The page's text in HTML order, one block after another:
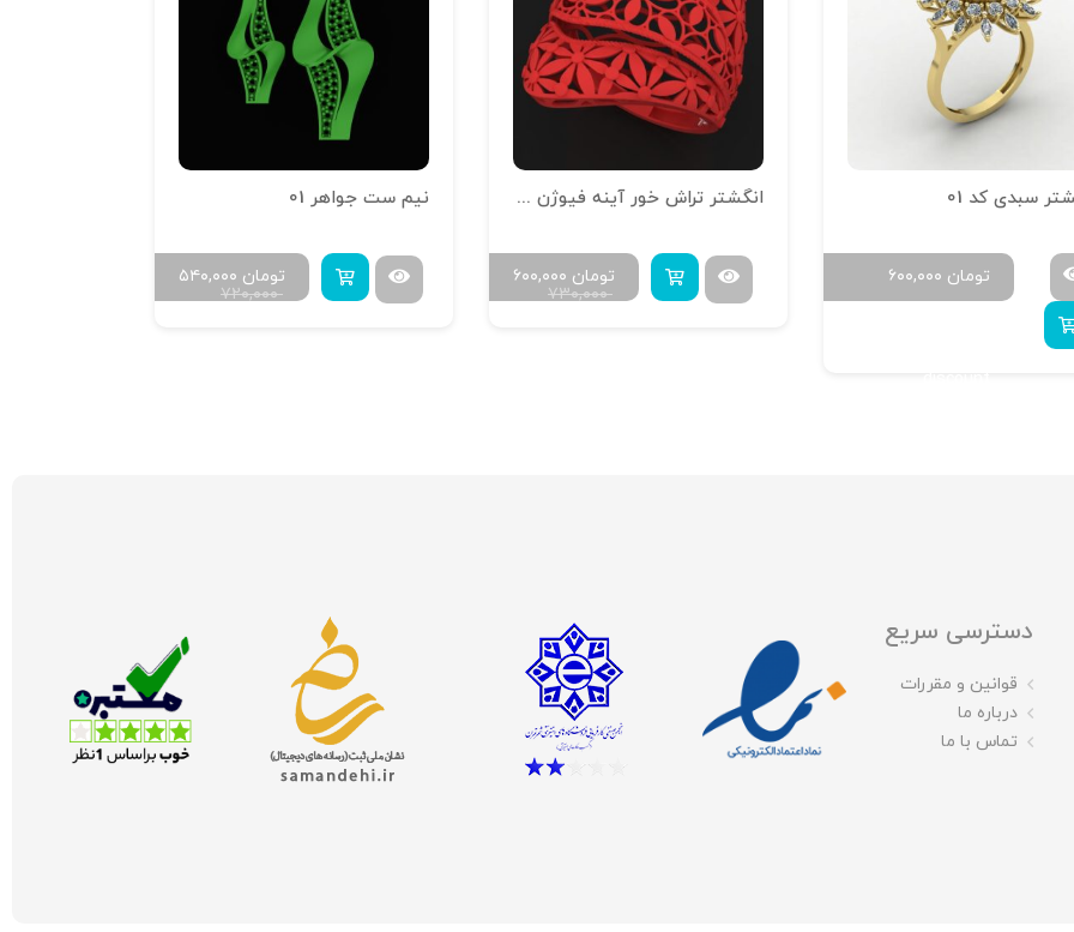
سبدی کد 01
۶۰۰,۰۰۰ تومان
انگشتر تراش خور آینه فیوژن R-T-14
۷۳۰,۰۰۰
۶۰۰,۰۰۰ تومان
نیم ست جواهر 01
۷۲۰,۰۰۰
۵۴۰,۰۰۰ تومان
دسترسی سریع
قوانین و مقررات
درباره ما
تماس با ما